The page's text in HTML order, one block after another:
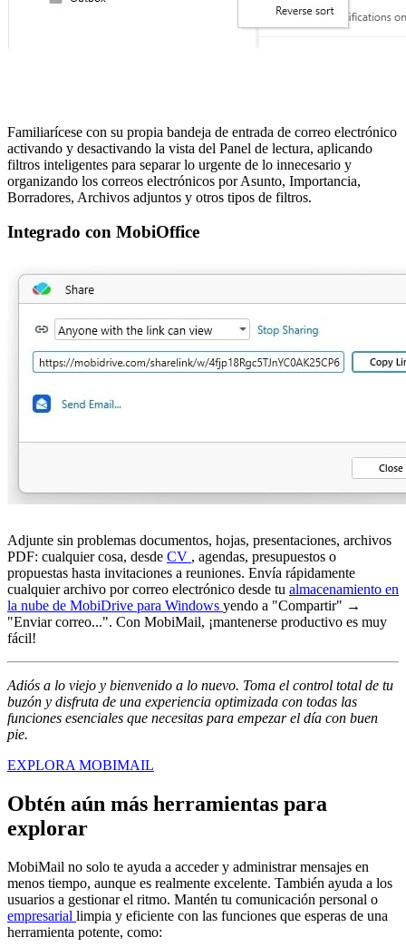
Familiarícese con su propia bandeja de entrada de correo electrónico
activando y desactivando la vista del Panel de lectura, aplicando
filtros inteligentes para separar lo urgente de lo innecesario y
organizando los correos electrónicos por Asunto, Importancia,
Borradores, Archivos adjuntos y otros tipos de filtros.
Integrado con MobiOffice
Adjunte sin problemas documentos, hojas, presentaciones, archivos
PDF: cualquier cosa, desde CV , agendas, presupuestos o
propuestas hasta invitaciones a reuniones. Envía rápidamente
cualquier archivo por correo electrónico desde tu almacenamiento en
la nube de MobiDrive para Windows yendo a "Compartir" →
"Enviar correo...". Con MobiMail, ¡mantenerse productivo es muy
fácil!
Adiós a lo viejo y bienvenido a lo nuevo. Toma el control total de tu
buzón y disfruta de una experiencia optimizada con todas las
funciones esenciales que necesitas para empezar el día con buen
pie.
EXPLORA MOBIMAIL
Obtén aún más herramientas para
explorar
MobiMail no solo te ayuda a acceder y administrar mensajes en
menos tiempo, aunque es realmente excelente. También ayuda a los
usuarios a gestionar el ritmo. Mantén tu comunicación personal o
empresarial limpia y eficiente con las funciones que esperas de una
herramienta potente, como: